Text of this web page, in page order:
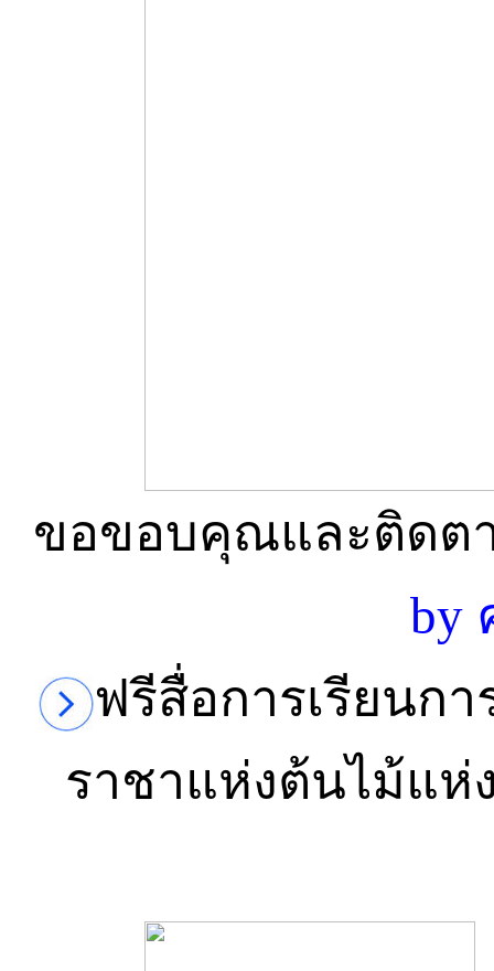
ขอขอบคุณและติดต
by
ฟรีสื่อการเรียนก
ราชาแห่งต้นไม้แ